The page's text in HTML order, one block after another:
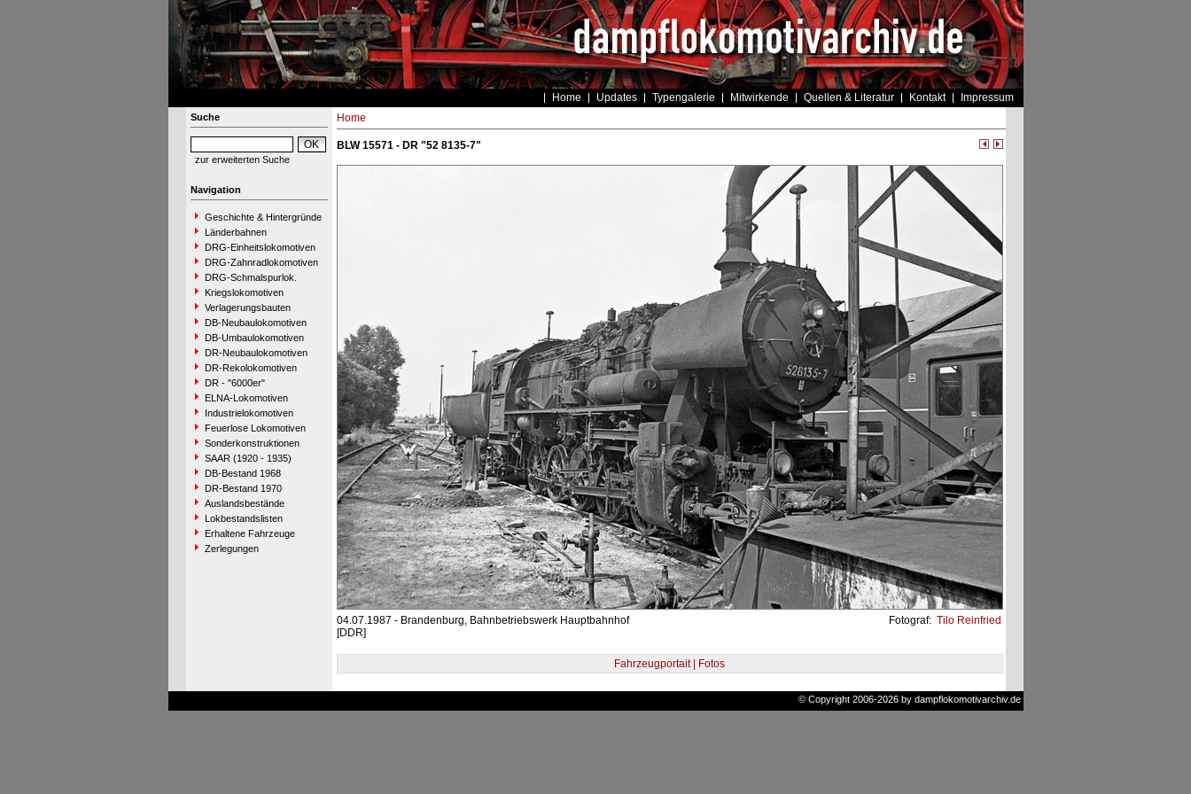
Home Updates Typengalerie Mitwirkende Quellen & Literatur Kontakt Impressum
Suche
zur erweiterten Suche
Navigation
Geschichte & Hintergründe
Länderbahnen
DRG-Einheitslokomotiven
DRG-Zahnradlokomotiven
DRG-Schmalspurlok.
Kriegslokomotiven
Verlagerungsbauten
DB-Neubaulokomotiven
DB-Umbaulokomotiven
DR-Neubaulokomotiven
DR-Rekolokomotiven
DR - "6000er"
ELNA-Lokomotiven
Industrielokomotiven
Feuerlose Lokomotiven
Sonderkonstruktionen
SAAR (1920 - 1935)
DB-Bestand 1968
DR-Bestand 1970
Auslandsbestände
Lokbestandslisten
Erhaltene Fahrzeuge
Zerlegungen
Home
BLW 15571 - DR "52 8135-7"
04.07.1987 - Brandenburg, Bahnbetriebswerk Hauptbahnhof
[DDR]
Fotograf: Tilo Reinfried
Fahrzeugportait | Fotos
© Copyright 2006-2026 by dampflokomotivarchiv.de